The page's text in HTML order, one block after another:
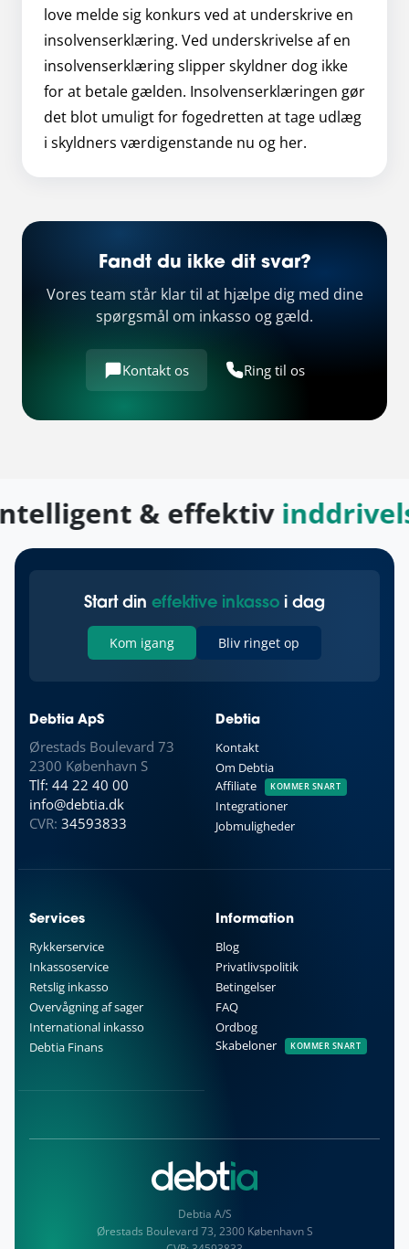
love melde sig konkurs ved at underskrive en
insolvenserklæring. Ved underskrivelse af en
insolvenserklæring slipper skyldner dog ikke
for at betale gælden. Insolvenserklæringen gør
det blot umuligt for fogedretten at tage udlæg
i skyldners værdigenstande nu og her.
Fandt du ikke dit svar?
Vores team står klar til at hjælpe dig med dine
spørgsmål om inkasso og gæld.
Kontakt os Ring til os
& effektiv
Start din effektive inkasso i dag
Kom igang Bliv ringet op
Debtia ApS
Ørestads Boulevard 73
2300 København S
Tlf: 44 22 40 00
info@debtia.dk
CVR: 34593833
Debtia
Kontakt
Om Debtia
Affiliate
KOMMER SNART
Integrationer
Jobmuligheder
Services
Rykkerservice
Inkassoservice
Retslig inkasso
Overvågning af sager
International inkasso
Debtia Finans
Information
Blog
Privatlivspolitik
Betingelser
FAQ
Ordbog
Skabeloner
KOMMER SNART
Debtia A/S
Ørestads Boulevard 73, 2300 København S